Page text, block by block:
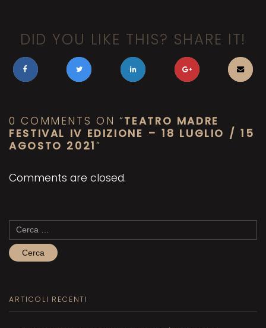
DID YOU LIKE THIS? SHARE IT!
0 COMMENTS ON “TEATRO MADRE
FESTIVAL IV EDIZIONE – 18 LUGLIO / 15
AGOSTO 2021”
Comments are closed.
Ricerca
per:
ARTICOLI RECENTI